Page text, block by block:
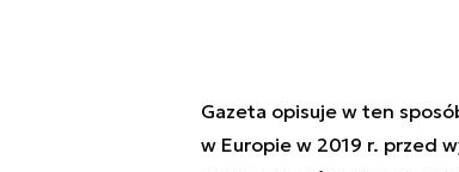
Gazeta opisuje w ten
w Europie w 2019 r. przed